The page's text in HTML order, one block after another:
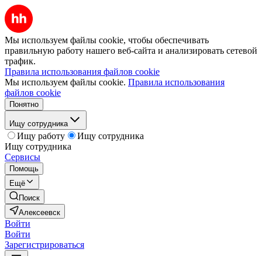
Мы используем файлы cookie, чтобы обеспечивать
правильную работу нашего веб-сайта и анализировать сетевой
трафик.
Правила использования файлов cookie
Мы используем файлы cookie. Правила использования
файлов cookie
Понятно
Ищу сотрудника
Ищу работу
Ищу сотрудника
Ищу сотрудника
Сервисы
Помощь
Ещё
Поиск
Алексеевск
Войти
Войти
Зарегистрироваться